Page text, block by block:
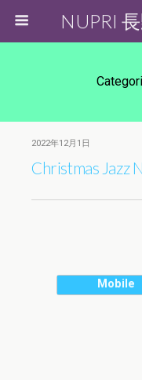
NUPRI
2022年12月1日
Christmas Jazz
Mobile